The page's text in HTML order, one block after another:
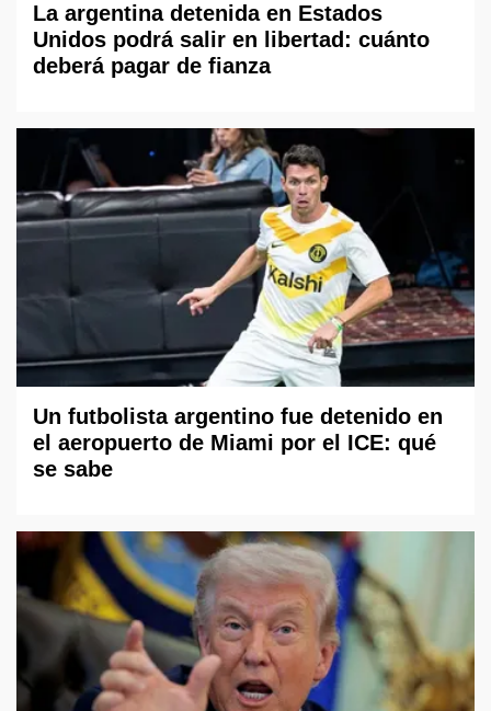
La argentina detenida en Estados
Unidos podrá salir en libertad: cuánto
deberá pagar de fianza
Un futbolista argentino fue detenido en
el aeropuerto de Miami por el ICE: qué
se sabe